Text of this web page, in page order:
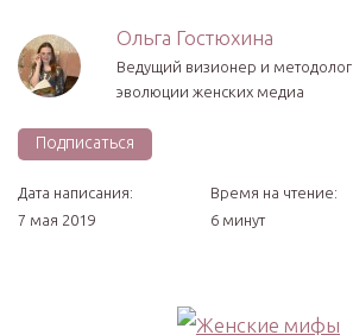
Ольга Гостюхина
Ведущий визионер и методолог
эволюции женских медиа
Подписаться
Дата написания:
7 мая 2019
Время на чтение:
6 минут